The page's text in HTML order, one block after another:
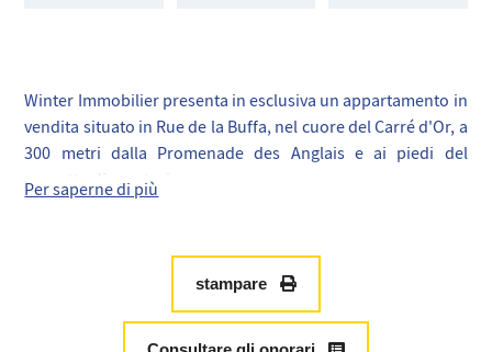
Winter Immobilier presenta in esclusiva un appartamento in
vendita situato in Rue de la Buffa, nel cuore del Carré d'Or, a
300 metri dalla Promenade des Anglais e ai piedi del
progetto di vegetazione.
Con una superficie di 37 m², questo appartamento è
un bagno con WC, una camera da letto e una lavanderia.
Questa proprietà è stata completamente ristrutturata ed è
completamente attrezzata, pronta per essere occupata.
Dispone di aria condizionata reversibile, cucina
Per saperne di più
stampare